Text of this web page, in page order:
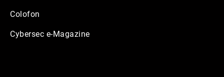
Colofon
Cybersec e-Magazine